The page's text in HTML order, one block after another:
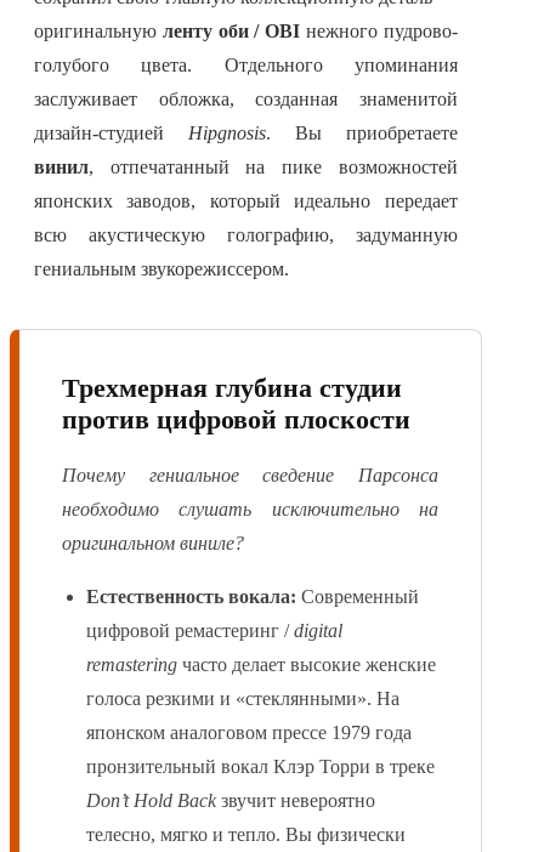
оригинальную ленту оби / OBI нежного пудрово-
голубого цвета. Отдельного упоминания
заслуживает обложка, созданная знаменитой
дизайн-студией Hipgnosis. Вы приобретаете
винил, отпечатанный на пике возможностей
японских заводов, который идеально передает
всю акустическую голографию, задуманную
гениальным звукорежиссером.
Трехмерная глубина студии
против цифровой плоскости
Почему гениальное сведение Парсонса
необходимо слушать исключительно на
оригинальном виниле?
Естественность вокала: Современный
цифровой ремастеринг /digital
remastering часто делает высокие женские
голоса резкими и «стеклянными». На
японском аналоговом прессе 1979 года
пронзительный вокал Клэр Торри в треке
Don’t Hold Back звучит невероятно
телесно, мягко и тепло. Вы физически